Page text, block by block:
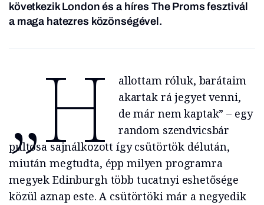
következik London és a híres The Proms fesztivál
a maga hatezres közönségével.
„H
allottam róluk, barátaim
akartak rá jegyet venni,
de már nem kaptak” – egy
random szendvicsbár
pultosa sajnálkozott így csütörtök délután,
miután megtudta, épp milyen programra
megyek Edinburgh több tucatnyi eshetősége
közül aznap este. A csütörtöki már a negyedik